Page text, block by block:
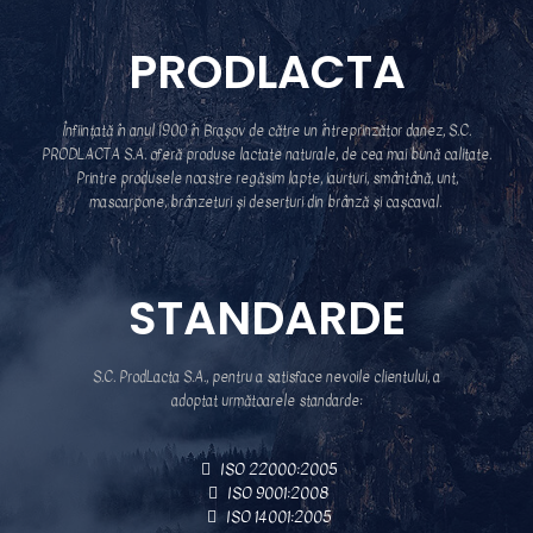
PRODLACTA
Înființată în anul 1900 în Brașov de către un întreprinzător danez, S.C.
PRODLACTA S.A. oferă produse lactate naturale, de cea mai bună calitate.
Printre produsele noastre regăsim lapte, iaurturi, smântână, unt,
mascarpone, brânzeturi și deserturi din brânză și cașcaval.
STANDARDE
S.C. ProdLactaS.A., pentru a satisface nevoile clientului,a
adoptaturmătoarele standarde:
ISO 22000:2005
ISO 9001:2008
ISO 14001:2005